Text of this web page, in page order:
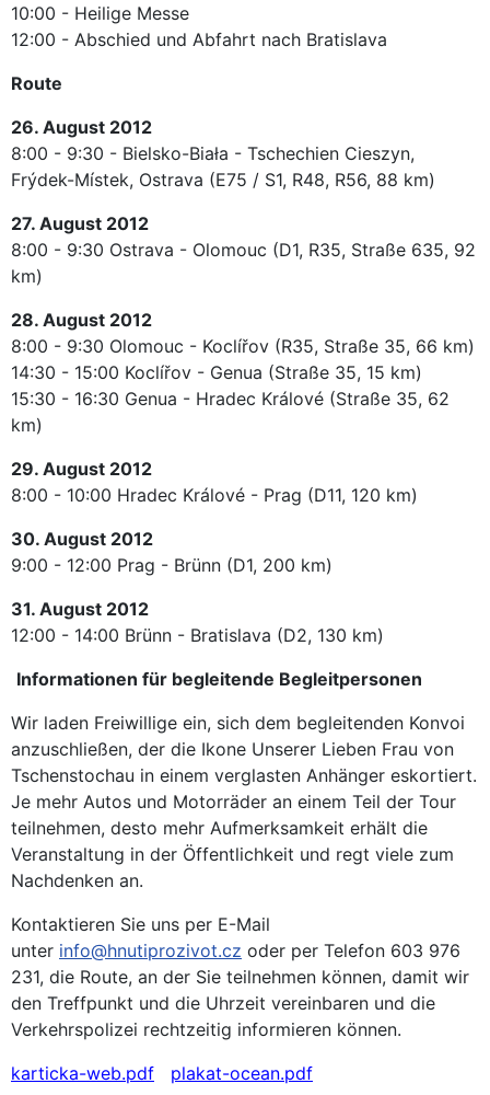
10:00 - Heilige Messe
12:00 - Abschied und Abfahrt nach Bratislava
Route
26. August 2012
8:00 - 9:30 - Bielsko-Biała - Tschechien Cieszyn,
Frýdek-Místek, Ostrava (E75 / S1, R48, R56, 88 km)
27. August 2012
8:00 - 9:30 Ostrava - Olomouc (D1, R35, Straße 635, 92
km)
28. August 2012
8:00 - 9:30 Olomouc - Koclířov (R35, Straße 35, 66 km)
14:30 - 15:00 Koclířov - Genua (Straße 35, 15 km)
15:30 - 16:30 Genua - Hradec Králové (Straße 35, 62
km)
29. August 2012
8:00 - 10:00 Hradec Králové - Prag (D11, 120 km)
30. August 2012
9:00 - 12:00 Prag - Brünn (D1, 200 km)
31. August 2012
12:00 - 14:00 Brünn - Bratislava (D2, 130 km)
Informationen für begleitende Begleitpersonen
Wir laden Freiwillige ein, sich dem begleitenden Konvoi
anzuschließen, der die Ikone Unserer Lieben Frau von
Tschenstochau in einem verglasten Anhänger eskortiert.
Je mehr Autos und Motorräder an einem Teil der Tour
teilnehmen, desto mehr Aufmerksamkeit erhält die
Veranstaltung in der Öffentlichkeit und regt viele zum
Nachdenken an.
Kontaktieren Sie uns per E-Mail
unter info@hnutiprozivot.cz oder per Telefon 603 976
231, die Route, an der Sie teilnehmen können, damit wir
den Treffpunkt und die Uhrzeit vereinbaren und die
Verkehrspolizei rechtzeitig informieren können.
karticka-web.pdf
plakat-ocean.pdf